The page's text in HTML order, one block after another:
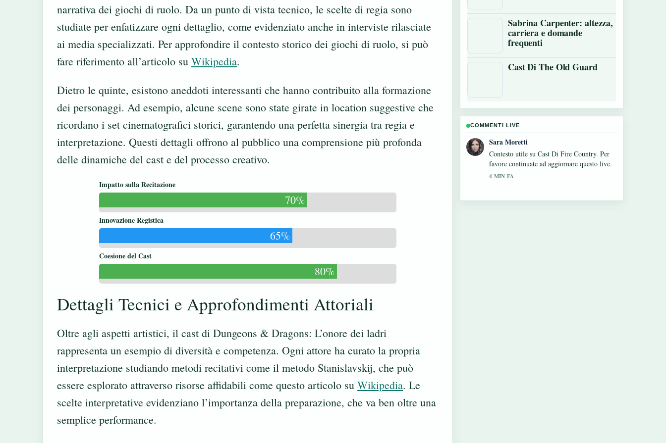
narrativa dei giochi di ruolo. Da un punto di vista tecnico, le scelte di regia sono
studiate per enfatizzare ogni dettaglio, come evidenziato anche in interviste rilasciate
ai media specializzati. Per approfondire il contesto storico dei giochi di ruolo, si può
fare riferimento all’articolo su Wikipedia.
Dietro le quinte, esistono aneddoti interessanti che hanno contribuito alla formazione
dei personaggi. Ad esempio, alcune scene sono state girate in location suggestive che
ricordano i set cinematografici storici, garantendo una perfetta sinergia tra regia e
interpretazione. Questi dettagli offrono al pubblico una comprensione più profonda
delle dinamiche del cast e del processo creativo.
Impatto sulla Recitazione
70%
Innovazione Registica
65%
Coesione del Cast
80%
Dettagli Tecnici e Approfondimenti Attoriali
Oltre agli aspetti artistici, il cast di Dungeons & Dragons: L’onore dei ladri
rappresenta un esempio di diversità e competenza. Ogni attore ha curato la propria
interpretazione studiando metodi recitativi come il metodo Stanislavskij, che può
essere esplorato attraverso risorse affidabili come questo articolo su Wikipedia. Le
scelte interpretative evidenziano l’importanza della preparazione, che va ben oltre una
semplice performance.
Sabrina Carpenter: altezza,
carriera e domande
frequenti
Cast Di The Old Guard
COMMENTI LIVE
Giulia Rossi
La copertura di Tag film: significato, tagline
e storia vera sembra solida e molto facile da
seguire.